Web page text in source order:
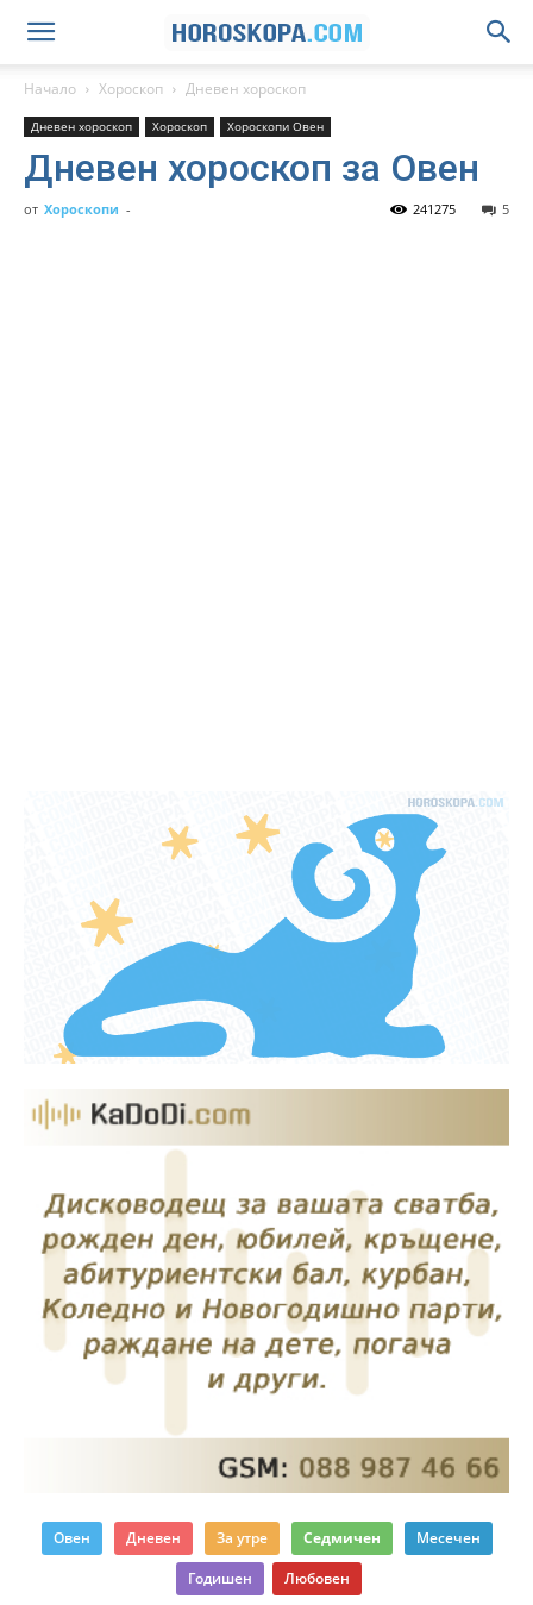
Начало Хороскоп Дневен хороскоп
Дневен хороскоп Хороскоп Хороскопи Овен
Дневен хороскоп за Овен
от Хороскопи - 5
241275
Овен Дневен За утре Седмичен
Месечен
Годишен
Любовен